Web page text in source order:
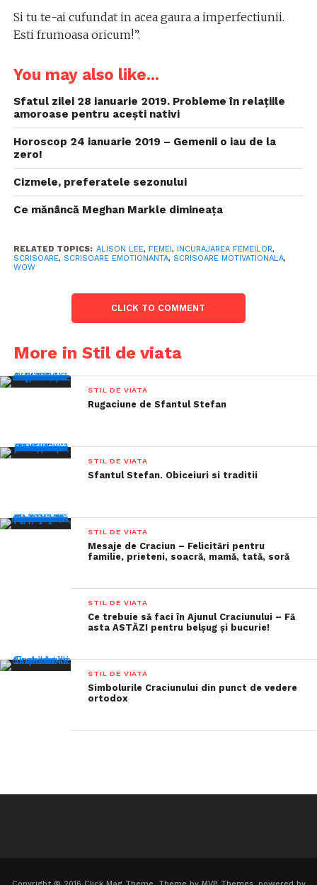
Si tu te-ai cufundat in acea gaura a imperfectiunii.
Esti frumoasa oricum!”.
You may also like...
Sfatul zilei 28 ianuarie 2019. Probleme în relațiile
amoroase pentru acești nativi
Horoscop 24 ianuarie 2019 – Gemenii o iau de la
zero!
Cizmele, preferatele sezonului
Ce mănâncă Meghan Markle dimineața
RELATED TOPICS: ALISON LEE, FEMEI, INCURAJAREA FEMEILOR,
SCRISOARE, SCRISOARE EMOTIONANTA, SCRISOARE MOTIVATIONALA,
WOW
CLICK TO COMMENT
More in Stil de viata
STIL DE VIATA
Rugaciune de Sfantul Stefan
STIL DE VIATA
Sfantul Stefan. Obiceiuri si traditii
STIL DE VIATA
Mesaje de Craciun – Felicitări pentru
familie, prieteni, soacră, mamă, tată, soră
STIL DE VIATA
Ce trebuie să faci în Ajunul Craciunului – Fă
asta ASTĂZI pentru belșug și bucurie!
STIL DE VIATA
Simbolurile Craciunului din punct de vedere
ortodox